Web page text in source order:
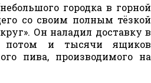
городка в горной
со своим полным тёзкой
Он наладил доставку в
потом и тысячи ящиков
пива, производимого на